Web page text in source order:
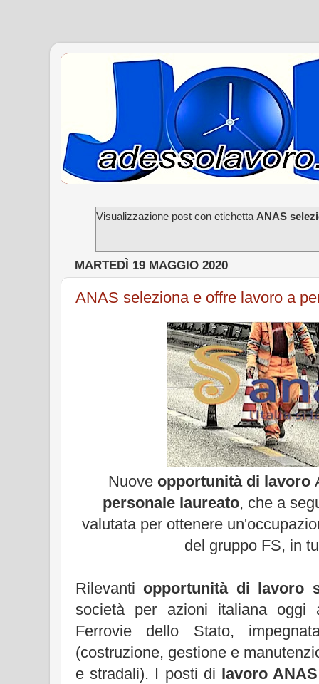
Visualizzazione post con etichettaANAS
MARTEDÌ 19 MAGGIO 2020
ANAS seleziona e offre lavoro a
Nuove opportunità di lavoro
personale laureato, che a
valutata per ottenere
del gruppo FS, in
Rilevanti opportunità di lavoro
società per azioni italiana oggi
Ferrovie dello Stato,
(costruzione, gestione e
e stradali). I posti di lavoro ANAS